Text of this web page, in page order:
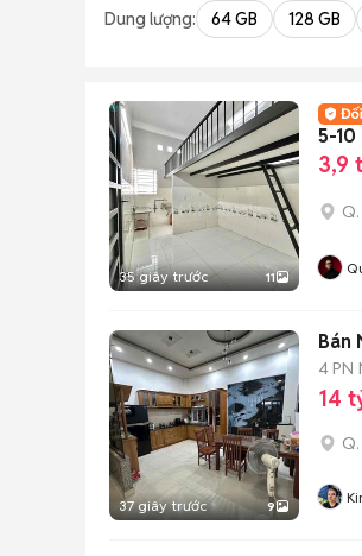
Dung lượng: 64 GB 128 GB
35 giây trước 11
5-10
3,9
37 giây trước 9
Bán
4 PN
14